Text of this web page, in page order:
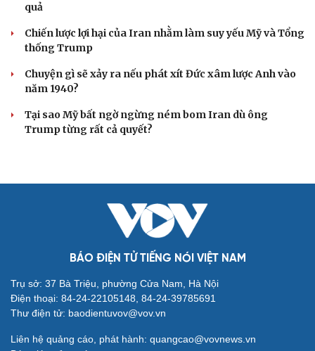
quả
Chiến lược lợi hại của Iran nhằm làm suy yếu Mỹ và Tổng
thống Trump
Chuyện gì sẽ xảy ra nếu phát xít Đức xâm lược Anh vào
năm 1940?
Tại sao Mỹ bất ngờ ngừng ném bom Iran dù ông
Trump từng rất cả quyết?
BÁO ĐIỆN TỬ TIẾNG NÓI VIỆT NAM
Trụ sở: 37 Bà Triệu, phường Cửa Nam, Hà Nội
Điện thoại: 84-24-22105148, 84-24-39785691
Thư điện tử: baodientuvov@vov.vn
Liên hệ quảng cáo, phát hành: quangcao@vovnews.vn